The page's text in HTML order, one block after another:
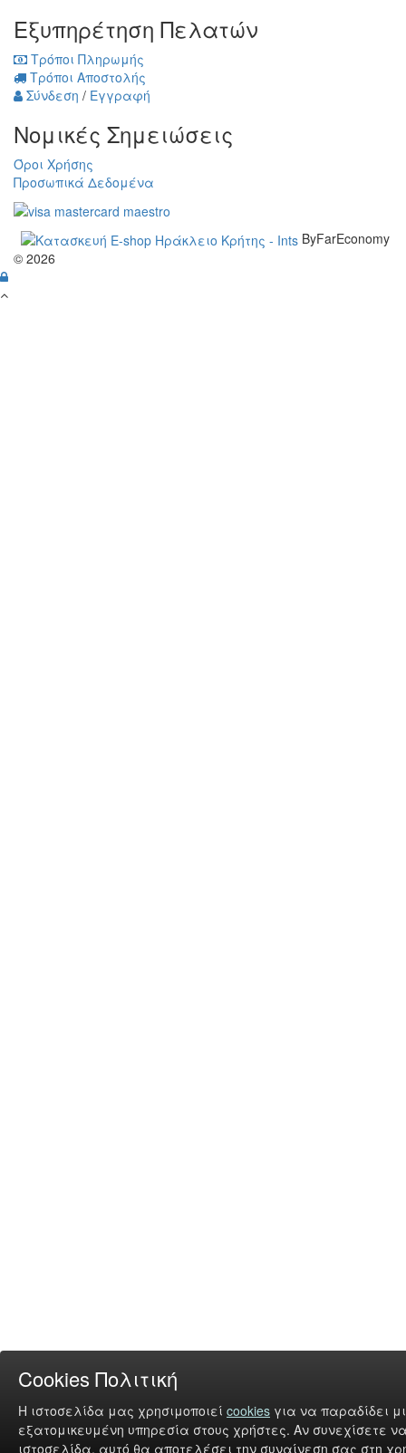
Εξυπηρέτηση Πελατών
Τρόποι Πληρωμής
Τρόποι Αποστολής
Σύνδεση / Εγγραφή
Νομικές Σημειώσεις
Όροι Χρήσης
Προσωπικά Δεδομένα
ByFarEconomy
© 2026
Cookies Πολιτική
Η ιστοσελίδα μας χρησιμοποιεί cookies για να παραδίδει
εξατομικευμένη υπηρεσία στους χρήστες. Αν συνεχίσετε
ιστοσελίδα, αυτό θα αποτελέσει την συναίνεση σας στη